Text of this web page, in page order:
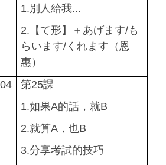
1.別人給我...
2. 【て形】＋あげます/も
らいます/ くれます（恩
惠）
第25課
1.如果A的話，就B
2.就算A，也B
3.分享考試的技巧